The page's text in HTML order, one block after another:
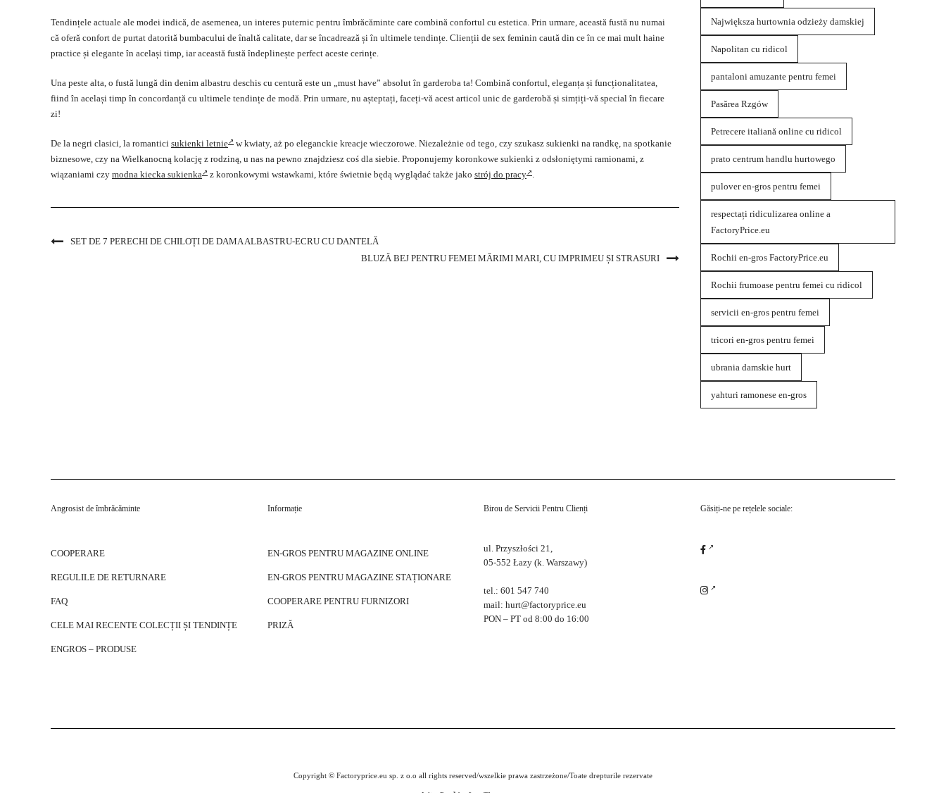
Tendințele actuale ale modei indică, de asemenea, un interes puternic pentru îmbrăcăminte care combină confortul cu estetica. Prin urmare, această fustă nu numai
că oferă confort de purtat datorită bumbacului de înaltă calitate, dar se încadrează și în ultimele tendințe. Clienții de sex feminin caută din ce în ce mai mult haine
practice și elegante în același timp, iar această fustă îndeplinește perfect aceste cerințe.
Una peste alta, o fustă lungă din denim albastru deschis cu centură este un „must have” absolut în garderoba ta! Combină confortul, eleganța și funcționalitatea,
fiind în același timp în concordanță cu ultimele tendințe de modă. Prin urmare, nu așteptați, faceți-vă acest articol unic de garderobă și simțiți-vă special în fiecare
zi!
De la negri clasici, la romantici sukienki letnie
w kwiaty, aż po eleganckie kreacje wieczorowe. Niezależnie od tego, czy szukasz sukienki na randkę, na spotkanie
biznesowe, czy na Wielkanocną kolację z rodziną, u nas na pewno znajdziesz coś dla siebie. Proponujemy koronkowe sukienki z odsłoniętymi ramionami, z
wiązaniami czy modna kiecka sukienka z koronkowymi wstawkami, które świetnie będą wyglądać także jako strój do pracy .
SET DE 7 PERECHI DE CHILOȚI DE DAMA ALBASTRU-ECRU CU DANTELĂ
BLUZĂ BEJ PENTRU FEMEI MĂRIMI MARI, CU IMPRIMEU ȘI STRASURI
Największa hurtownia odzieży damskiej
Napolitan cu ridicol
pantaloni amuzante pentru femei
Pasărea Rzgów
Petrecere italiană online cu ridicol
prato centrum handlu hurtowego
pulover en-gros pentru femei
respectați ridiculizarea online a
FactoryPrice.eu
Rochii en-gros FactoryPrice.eu
Rochii frumoase pentru femei cu ridicol
servicii en-gros pentru femei
tricori en-gros pentru femei
ubrania damskie hurt
yahturi ramonese en-gros
Angrosist de îmbrăcăminte
COOPERARE
REGULILE DE RETURNARE
FAQ
CELE MAI RECENTE COLECȚII ȘI TENDINȚE
ENGROS – PRODUSE
Informație
EN-GROS PENTRU MAGAZINE ONLINE
EN-GROS PENTRU MAGAZINE STAȚIONARE
COOPERARE PENTRU FURNIZORI
PRIZĂ
Birou de Servicii Pentru Clienți
ul. Przyszłości 21,
05-552 Łazy (k. Warszawy)
tel.: 601 547 740
mail: hurt@factoryprice.eu
PON – PT od 8:00 do 16:00
Găsiți-ne pe rețelele sociale:
Copyright © Factoryprice.eu sp. z o.o all rights reserved/wszelkie prawa zastrzeżone/Toate drepturile rezervate